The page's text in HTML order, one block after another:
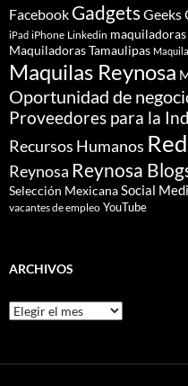
Facebook GadgetsGeeks
iPad iPhone Linkedin maquiladoras
Maquiladoras Tamaulipas
Maquilas Reynosa
Oportunidad de
Proveedores para la
Recursos Humanos
Reynosa Reynosa
Selección MexicanaSocial
vacantes de empleo YouTube
ARCHIVOS
Archivos